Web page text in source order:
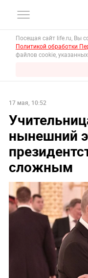
Посещая сайт life.ru, Вы
Политикой обработки
файлов cookie,
17 мая, 10:52
нынешний
сложным